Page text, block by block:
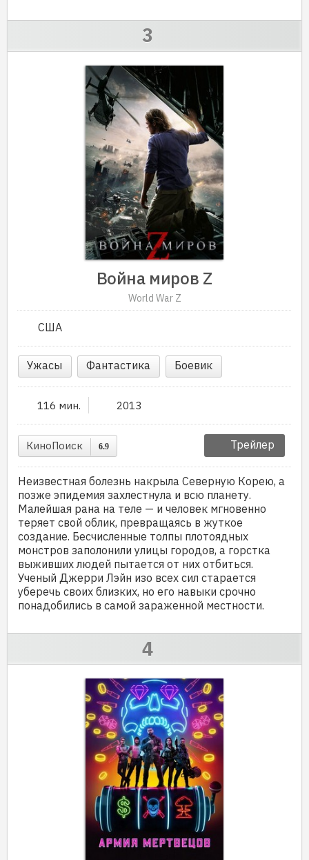
Война миров Z
World War Z
США
Ужасы Фантастика Боевик
116 мин. 2013
КиноПоиск 6.9 Трейлер
Неизвестная болезнь накрыла Северную Корею, а
позже эпидемия захлестнула и всю планету.
Малейшая рана на теле — и человек мгновенно
теряет свой облик, превращаясь в жуткое
создание. Бесчисленные толпы плотоядных
монстров заполонили улицы городов, а горстка
выживших людей пытается от них отбиться.
Ученый Джерри Лэйн изо всех сил старается
уберечь своих близких, но его навыки срочно
понадобились в самой зараженной местности.